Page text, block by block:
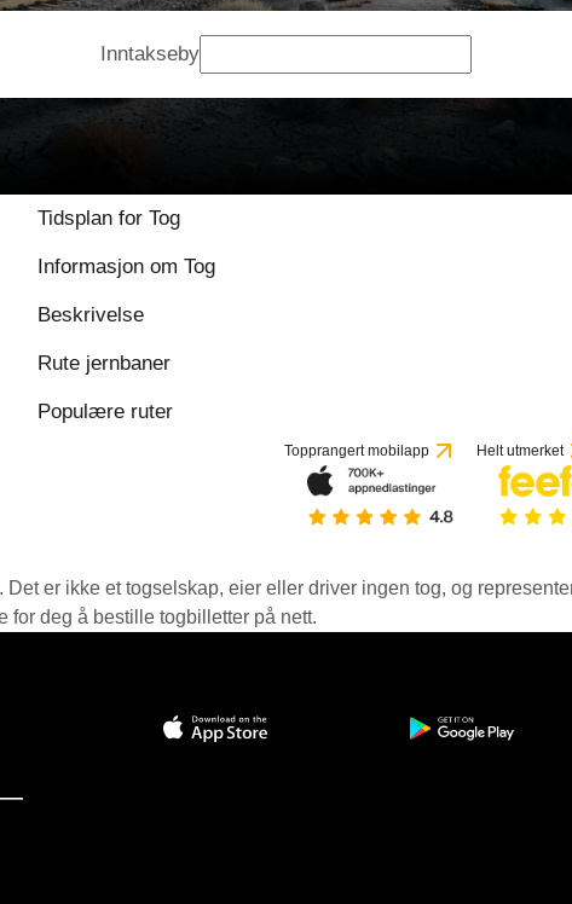
Inntakseby
Tidsplan for Tog
Informasjon om Tog
Beskrivelse
Rute jernbaner
Populære ruter
Topprangert mobilapp Helt utmerket
er ikke et togselskap, eier eller driver ingen tog, og
for deg å bestille togbilletter på nett.
—